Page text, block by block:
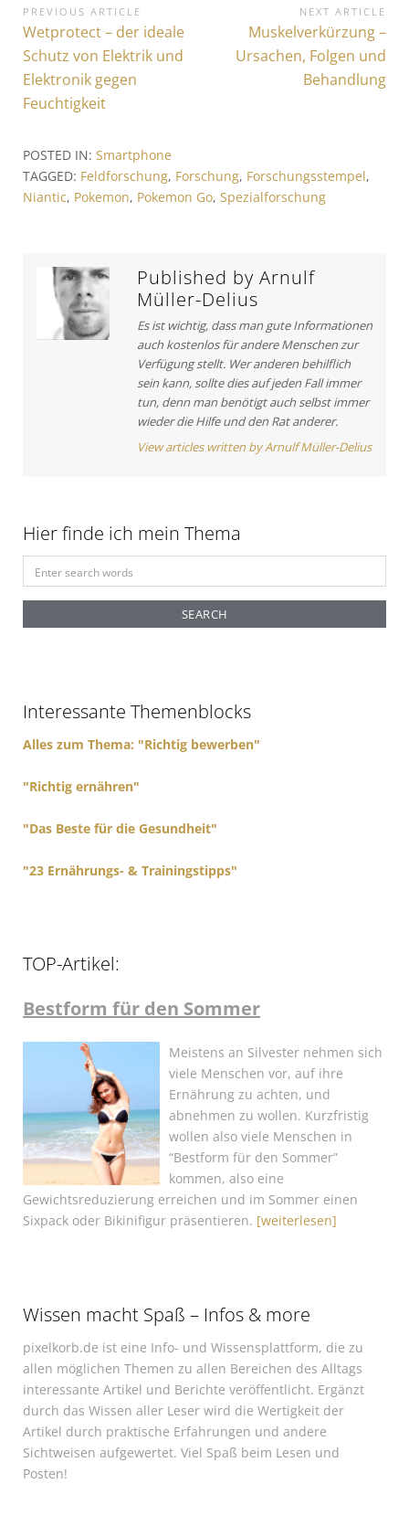
B
e
i
t
a
g
PREVIOUS ARTICLE
P
r
e
v
u
s
A
Wetprotect – der ideale
Schutz von Elektrik und
Elektronik gegen
Feuchtigkeit
NEXT ARTICLE
N
e
i
c
Muskelverkürzung –
Ursachen, Folgen und
Behandlung
POSTED IN: Smartphone
TAGGED: Feldforschung, Forschung, Forschungsstempel,
Niantic, Pokemon, Pokemon Go, Spezialforschung
Published by Arnulf
Müller-Delius
Es ist wichtig, dass man gute Informationen
auch kostenlos für andere Menschen zur
Verfügung stellt. Wer anderen behilflich
sein kann, sollte dies auf jeden Fall immer
tun, denn man benötigt auch selbst immer
wieder die Hilfe und den Rat anderer.
View articles written by Arnulf Müller-Delius
Hier finde ich mein Thema
e
r
o
Interessante Themenblocks
Alles zum Thema: "Richtig bewerben"
"Richtig ernähren"
"Das Beste für die Gesundheit"
"23 Ernährungs- & Trainingstipps"
TOP-Artikel:
Bestform für den Sommer
Meistens an Silvester nehmen sich
viele Menschen vor, auf ihre
Ernährung zu achten, und
abnehmen zu wollen. Kurzfristig
wollen also viele Menschen in
“Bestform für den Sommer”
kommen, also eine
Gewichtsreduzierung erreichen und im Sommer einen
Sixpack oder Bikinifigur präsentieren. [weiterlesen]
Wissen macht Spaß – Infos & more
pixelkorb.de ist eine Info- und Wissensplattform, die zu
allen möglichen Themen zu allen Bereichen des Alltags
interessante Artikel und Berichte veröffentlicht. Ergänzt
durch das Wissen aller Leser wird die Wertigkeit der
Artikel durch praktische Erfahrungen und andere
Sichtweisen aufgewertet. Viel Spaß beim Lesen und
Posten!